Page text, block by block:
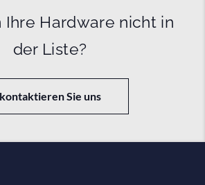
Ihre Hardware nicht in
der Liste?
kontaktieren Sie uns